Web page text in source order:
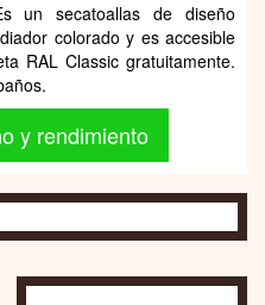
TOALLERO
un secatoallas de diseño
colorado y es accesible